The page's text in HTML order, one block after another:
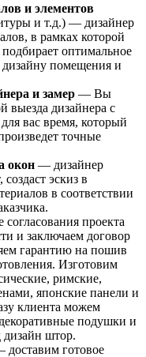
и элементов
и т.д.) — дизайнер
в рамках которой
оптимальное
помещения и
и замер — Вы
выезда дизайнера с
вас время, который
точные
окон — дизайнер
эскиз в
в соответствии
проекта
и заключаем договор
гарантию на пошив
Изготовим
римские,
японские панели и
клиента можем
подушки и
дизайн штор.
доставим готовое